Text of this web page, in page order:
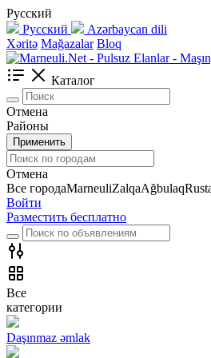
Русский
Русский
Azərbaycan dili
Xəritə Mağazalar Bloq
Каталог
Отмена
Районы
Применить
Отмена
Все городаMarneuliZalqaAğbulaq
Войти
Разместить бесплатно
Все
категории
Daşınmaz əmlak